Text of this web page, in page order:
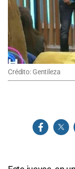
Crédito: Gentileza